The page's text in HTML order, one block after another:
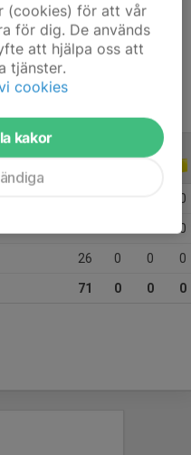
0
0
26 0 0 0
71 0 0 0
(cookies) för att vår
för dig. De används
att hjälpa oss att
tjänster.
cookies
kakor